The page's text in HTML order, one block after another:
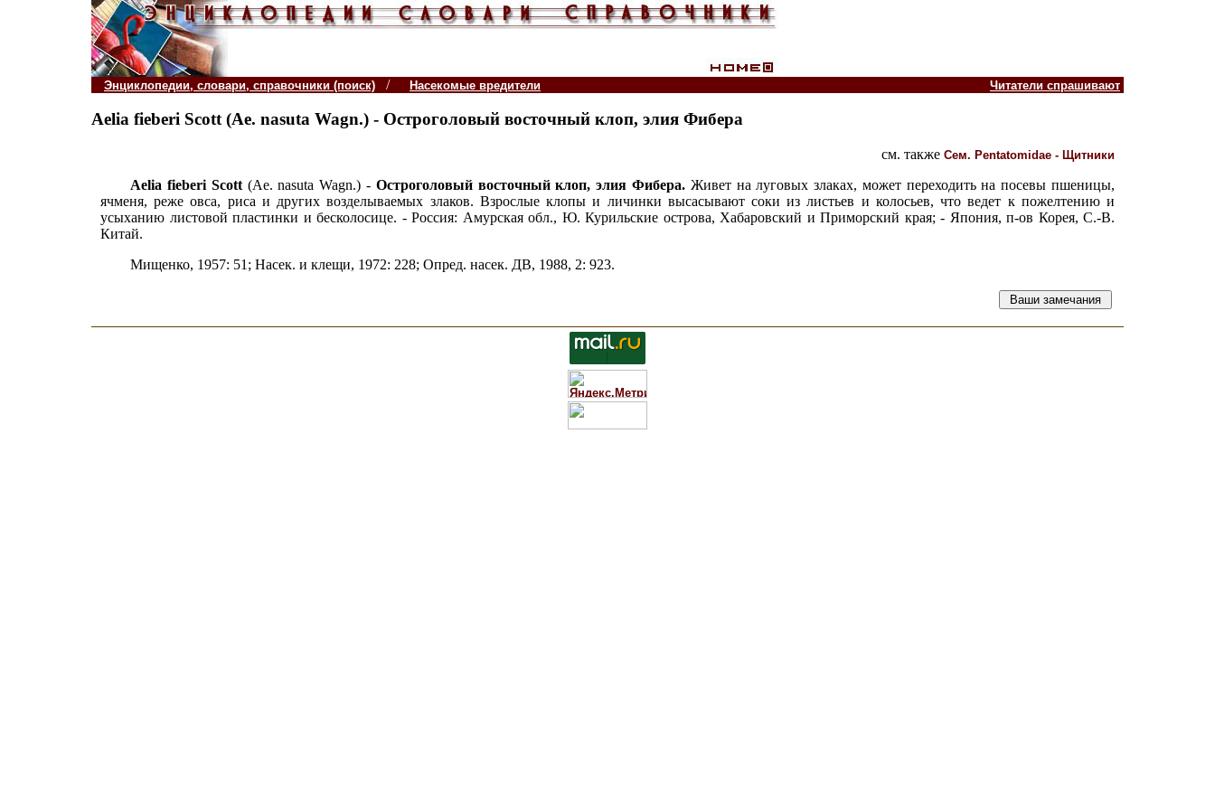
Энциклопедии, словари, справочники (поиск) / Насекомые вредители Читатели спрашивают
Aelia fieberi Scott (Ae. nasuta Wagn.) - Остроголовый восточный клоп, элия Фибера
см. также Сем. Pentatomidae - Щитники
Aelia fieberi Scott(Ae. nasuta Wagn.) - Остроголовый восточный клоп, элия Фибера.Живет на луговых злаках, может переходить на посевы пшеницы,
ячменя, реже овса, риса и других возделываемых злаков. Взрослые клопы и личинки высасывают соки из листьев и колосьев, что ведет к пожелтению и
усыханию листовой пластинки и бесколосице. - Россия: Амурская обл., Ю. Курильские острова, Хабаровский и Приморский края; - Япония, п-ов Корея, С.-В.
Китай.
Мищенко, 1957: 51; Насек. и клещи, 1972: 228; Опред. насек. ДВ, 1988, 2: 923.